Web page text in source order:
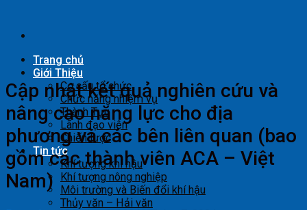
content
Trang chủ
Giới Thiệu
Cơ cấu tổ chức
Chức năng nhiệm vụ
Thành Tựu
Lãnh đạo viện
Chiến lược
Tin tức
Khí tượng khí hậu
Khí tượng nông nghiệp
Môi trường và Biến đổi khí hậu
Thủy văn – Hải văn
Cập nhật kết quả nghiên cứu và
nâng cao năng lực cho địa
phương và các bên liên quan (bao
gồm các thành viên ACA – Việt
Nam)